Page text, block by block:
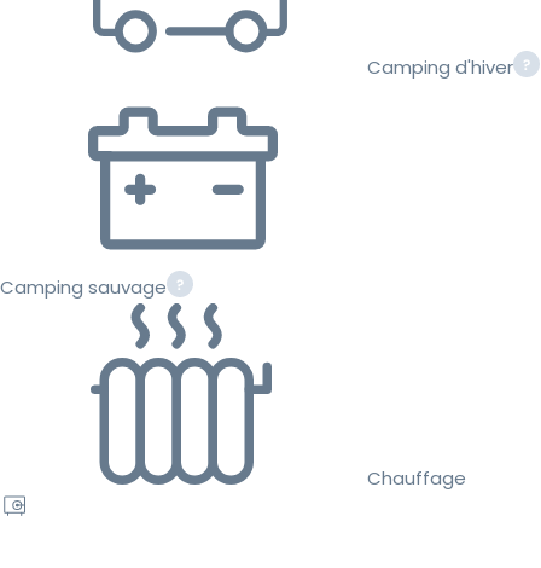
Camping d'hiver
Camping sauvage
Chauffage